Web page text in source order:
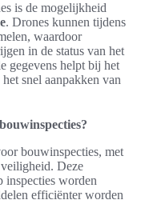
is de mogelijkheid
. Drones kunnen tijdens
waardoor
in de status van het
gegevens helpt bij het
snel aanpakken van
bouwinspecties, met
Deze
inspecties worden
efficiënter worden